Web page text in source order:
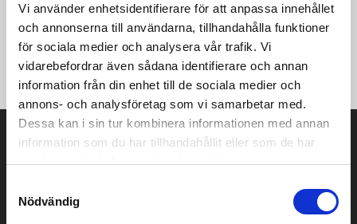
Vi använder enhetsidentifierare för att anpassa innehållet
och annonserna till användarna, tillhandahålla funktioner
för sociala medier och analysera vår trafik. Vi
vidarebefordrar även sådana identifierare och annan
information från din enhet till de sociala medier och
annons- och analysföretag som vi samarbetar med.
Dessa kan i sin tur kombinera informationen med annan
information som du har tillhandahållit eller som de har
samlat in när du har använt deras tjänster.
Nödvändig
en säkerhetsfunktion för automatisk standby för extra
sinnesfrid och kombinerar tillförlitlighet, snabbhet och
bärbarhet i en elegant design. Tillverkad av 97 % GRS-
certifierad återvunnen plast.
Prisuppgift på mailen?
Kontakta oss här för att få förslag på produkt och pris över
Det går också utmärkt att bara ställa frågor!